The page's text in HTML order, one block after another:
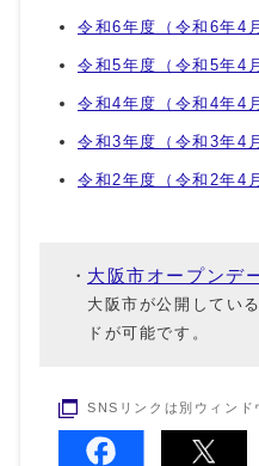
令和6年度（令和6年4
令和5年度（令和5年4
令和4年度（令和4年4
令和3年度（令和3年4
令和2年度（令和2年4
大阪市オープンデ
大阪市が公開してい
ドが可能です。
SNSリンクは別ウィンド